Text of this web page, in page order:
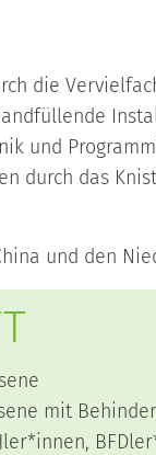
die
und
durch das
und den
mit